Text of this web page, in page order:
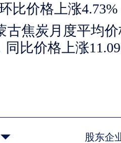
比价格上涨
古焦炭月度平均
同比价格上涨
股东企